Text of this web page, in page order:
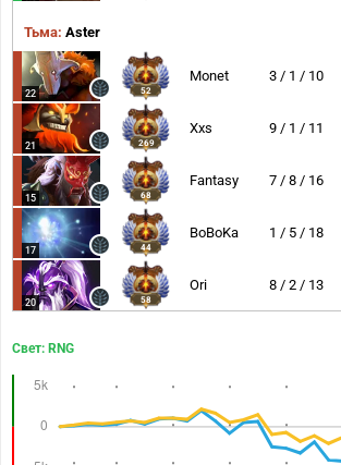
Тьма: Aster
22 52
Monet 3 / 1 / 10
21 269
Xxs 9 / 1 / 11
15 68
Fantasy 7 / 8 / 16
17 44
BoBoKa 1 / 5 / 18
20 58
Ori 8 / 2 / 13
Свет: RNG